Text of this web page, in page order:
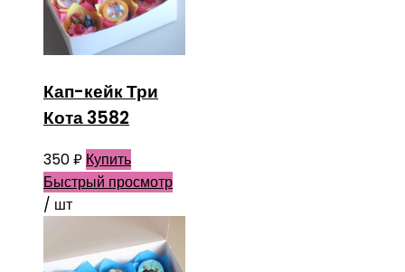
Кап-кейк Три
Кота 3582
350₽ Купить
Быстрый просмотр
/ шт